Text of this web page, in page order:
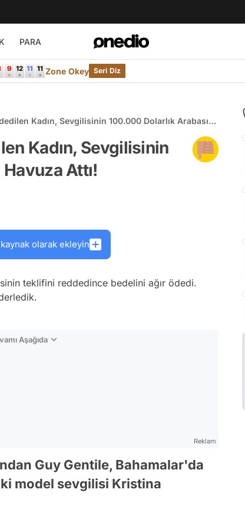
PARA
Zone Okey Seri Diz
Kadın, Sevgilisinin 100.000 Dolarlık Arabasını
Kadın, Sevgilisinin
Attı!
olarak ekleyin
teklifini reddedince bedelini ağır ödedi.
Aşağıda
Reklam
Guy Gentile, Bahamalar'da
model sevgilisi Kristina